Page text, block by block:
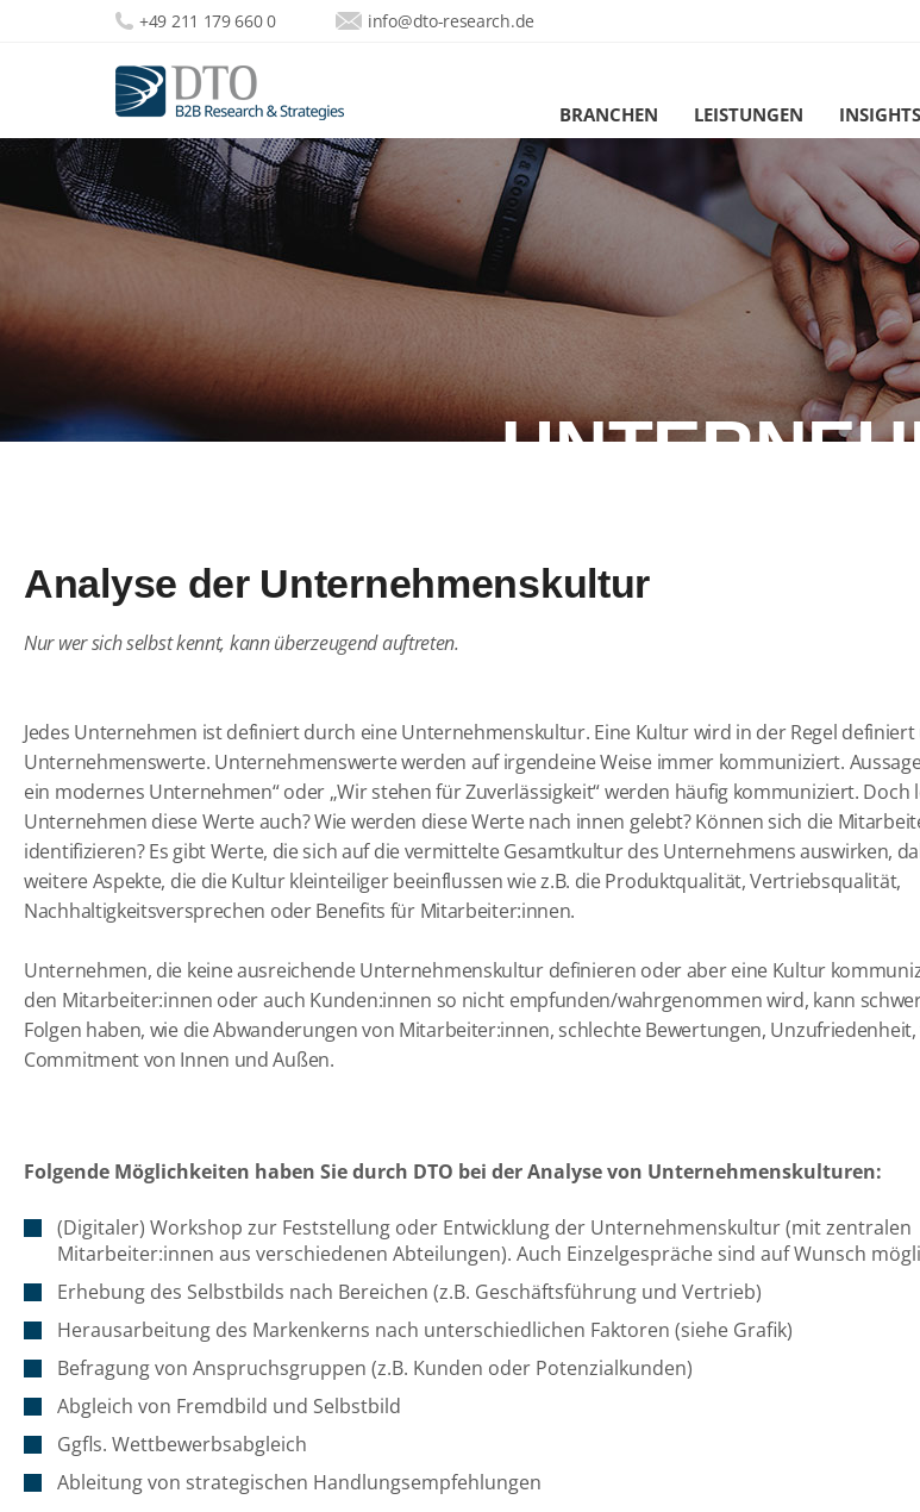
+49 211 179 660 0 info@dto-research.de
BRANCHEN LEISTUNGEN INSIGHTS
Analyse der Unternehmenskultur
Nur wer sich selbst kennt, kann überzeugend auftreten.
Jedes Unternehmen ist definiert durch eine Unternehmenskultur. Eine Kultur wird in der Regel
Unternehmenswerte. Unternehmenswerte werden auf irgendeine Weise immer kommuniziert.
ein modernes Unternehmen“ oder „Wir stehen für Zuverlässigkeit“ werden häufig kommuniziert. Doch
Unternehmen diese Werte auch? Wie werden diese Werte nach innen gelebt? Können sich die
identifizieren? Es gibt Werte, die sich auf die vermittelte Gesamtkultur des Unternehmens auswirken,
weitere Aspekte, die die Kultur kleinteiliger beeinflussen wie z.B. die Produktqualität, Vertriebsqualität,
Nachhaltigkeitsversprechen oder Benefits für Mitarbeiter:innen.
Unternehmen, die keine ausreichende Unternehmenskultur definieren oder aber eine Kultur
den Mitarbeiter:innen oder auch Kunden:innen so nicht empfunden/wahrgenommen wird, kann
Folgen haben, wie die Abwanderungen von Mitarbeiter:innen, schlechte Bewertungen,
Commitment von Innen und Außen.
Folgende Möglichkeiten haben Sie durch DTO bei der Analyse von Unternehmenskulturen:
(Digitaler) Workshop zur Feststellung oder Entwicklung der Unternehmenskultur (mit zentralen
Mitarbeiter:innen aus verschiedenen Abteilungen). Auch Einzelgespräche sind auf Wunsch
Erhebung des Selbstbilds nach Bereichen (z.B. Geschäftsführung und Vertrieb)
Herausarbeitung des Markenkerns nach unterschiedlichen Faktoren (siehe Grafik)
Befragung von Anspruchsgruppen (z.B. Kunden oder Potenzialkunden)
Abgleich von Fremdbild und Selbstbild
Ggfls. Wettbewerbsabgleich
Ableitung von strategischen Handlungsempfehlungen